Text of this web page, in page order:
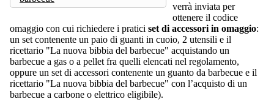
verrà inviata per
ottenere il codice
omaggio con cui richiedere i pratici set di accessori in omaggio:
un set contenente un paio di guanti in cuoio, 2 utensili e il
ricettario "La nuova bibbia del barbecue" acquistando un
barbecue a gas o a pellet fra quelli elencati nel regolamento,
oppure un set di accessori contenente un guanto da barbecue e il
ricettario "La nuova bibbia del barbecue" con l’acquisto di un
barbecue a carbone o elettrico eligibile).